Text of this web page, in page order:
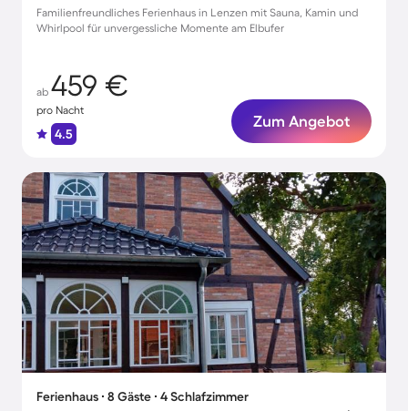
Familienfreundliches Ferienhaus in Lenzen mit Sauna, Kamin und
Whirlpool für unvergessliche Momente am Elbufer
ab 459 €
pro Nacht
4.5
Zum Angebot
Ferienhaus ∙ 8 Gäste ∙ 4 Schlafzimmer